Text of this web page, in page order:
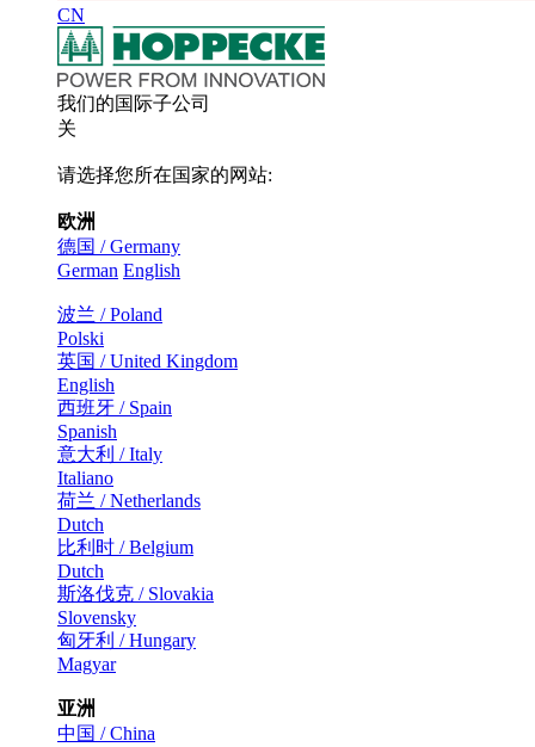
CN
我们的国际子公司
关
请选择您所在国家的网站:
欧洲
德国 / Germany
German English
波兰 / Poland
Polski
英国 / United Kingdom
English
西班牙 / Spain
Spanish
意大利 / Italy
Italiano
荷兰 / Netherlands
Dutch
比利时 / Belgium
Dutch
斯洛伐克 / Slovakia
Slovensky
匈牙利 / Hungary
Magyar
亚洲
中国 / China